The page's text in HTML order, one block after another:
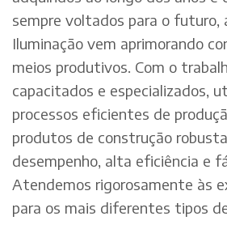
sempre voltados para o futuro,
Iluminação vem aprimorando
meios produtivos. Com o
capacitados e especializados,
processos eficientes de
produtos de construção
desempenho, alta eficiência e
Atendemos rigorosamente às
para os mais diferentes tipos